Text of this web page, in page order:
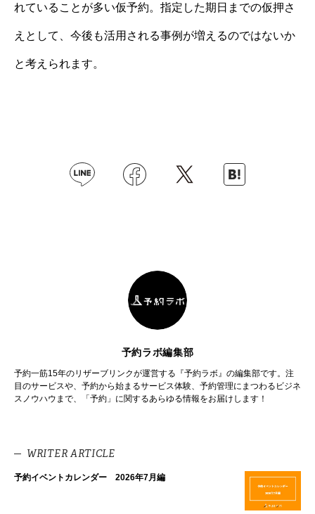
れていることが多い仮予約。指定した期日までの仮押さ
えとして、今後も活用される事例が増えるのではないか
と考えられます。
予約ラボ編集部
予約一筋15年のリザーブリンクが運営する『予約ラボ』の編集部です。注
目のサービスや、予約から始まるサービス体験、予約管理にまつわるビジネ
スノウハウまで、「予約」に関するあらゆる情報をお届けします！
WRITER ARTICLE
予約イベントカレンダー 2026年7月編